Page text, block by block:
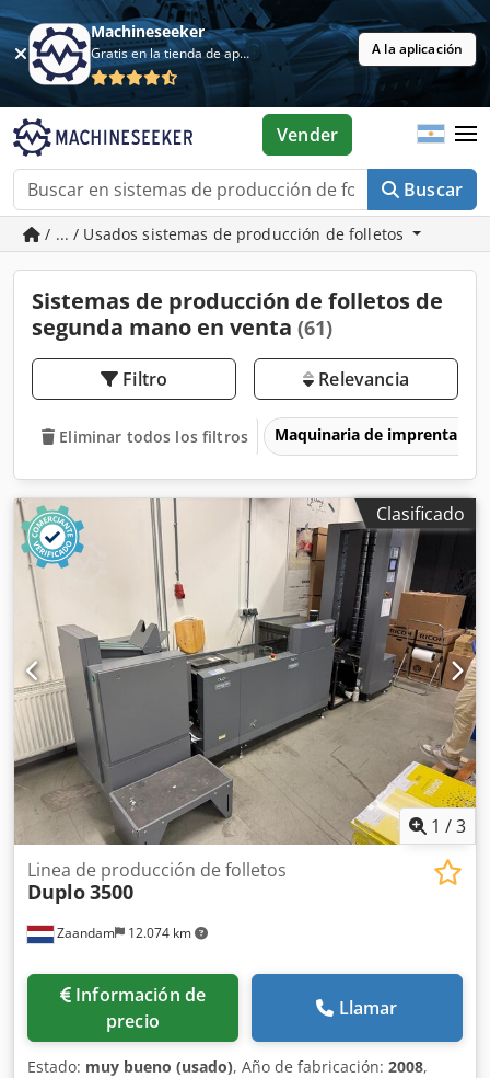
Machineseeker
Gratis en la tienda de aplicaciones A la aplicación
Buscar
Vender
/ ... / Usados sistemas de producción de folletos
Sistemas de producción de folletos de
segunda mano en venta (61)
Filtro Relevancia
Eliminar todos los filtros Maquinaria de imprenta y
Clasificado
1 /3
Zaandam 12.074 km
Linea de producción de folletos
Duplo3500
Información de
precio
Llamar
Estado: muy bueno (usado), Año de fabricación: 2008,